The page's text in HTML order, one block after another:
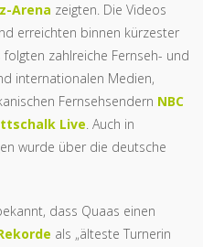
Arena zeigten. Die Videos
erreichten binnen kürzester
zahlreiche Fernseh- und
internationalen Medien,
Fernsehsendern NBC
Live. Auch in
wurde über die deutsche
dass Quaas einen
als „älteste Turnerin